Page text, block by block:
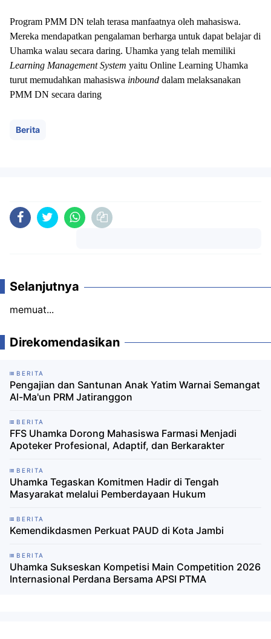
Program PMM DN telah terasa manfaatnya oleh mahasiswa.
Mereka mendapatkan pengalaman berharga untuk dapat belajar di
Uhamka walau secara daring. Uhamka yang telah memiliki
Learning Management System yaitu Online Learning Uhamka
turut memudahkan mahasiswa inbound dalam melaksanakan
PMM DN secara daring
Berita
Selanjutnya
memuat...
Direkomendasikan
BERITA
Pengajian dan Santunan Anak Yatim Warnai Semangat
Al-Ma'un PRM Jatiranggon
BERITA
FFS Uhamka Dorong Mahasiswa Farmasi Menjadi
Apoteker Profesional, Adaptif, dan Berkarakter
BERITA
Uhamka Tegaskan Komitmen Hadir di Tengah
Masyarakat melalui Pemberdayaan Hukum
BERITA
Kemendikdasmen Perkuat PAUD di Kota Jambi
BERITA
Uhamka Sukseskan Kompetisi Main Competition 2026
Internasional Perdana Bersama APSI PTMA